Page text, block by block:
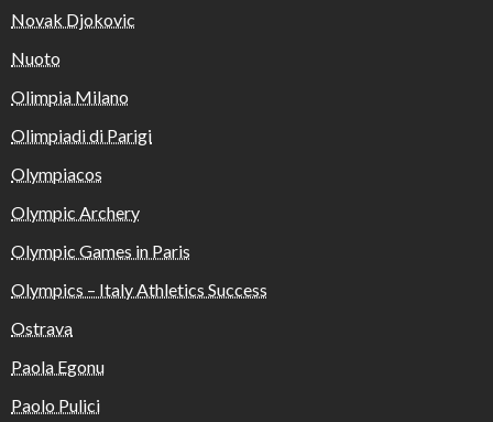
Novak Djokovic
Nuoto
Olimpia Milano
Olimpiadi di Parigi
Olympiacos
Olympic Archery
Olympic Games in Paris
Olympics – Italy Athletics Success
Ostrava
Paola Egonu
Paolo Pulici